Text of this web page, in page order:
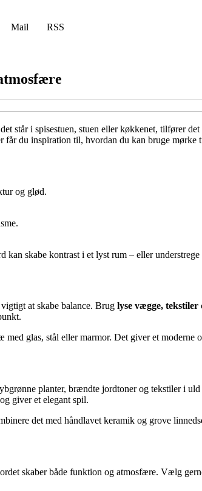
Mail RSS
står i spisestuen, stuen eller køkkenet, tilfører
får du inspiration til, hvordan du kan bruge
og glød.
skabe kontrast i et lyst rum – eller
at skabe balance. Brug lyse vægge, tekstiler
glas, stål eller marmor. Det giver et moderne
planter, brændte jordtoner og tekstiler i
giver et elegant spil.
det med håndlavet keramik og grove
skaber både funktion og atmosfære. Vælg